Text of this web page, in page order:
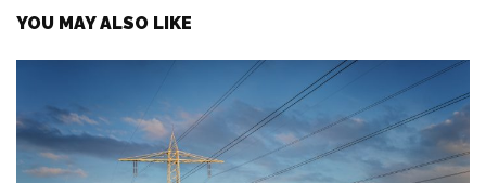
YOU MAY ALSO LIKE